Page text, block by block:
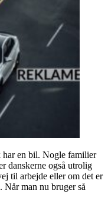
har en bil. Nogle familier
danskerne også utrolig
til arbejde eller om det er
Når man nu bruger så